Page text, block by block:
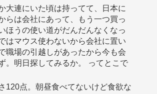
大連にいた頃は持ってて、日本に
らは会社にあって、もう一つ買っ
ほうの使い道がだんだんなくなっ
はマウス使わないから会社に置い
職場の引越しがあったから今も会
。明日探してみるか。 ってとこで
120点。朝昼食べてないけど食欲な